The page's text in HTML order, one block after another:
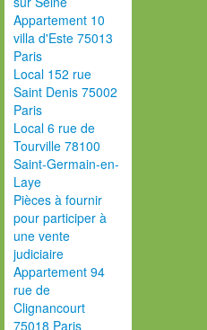
Appartement 10
villa d'Este 75013
Paris
Local 152 rue
Saint Denis 75002
Paris
Local 6 rue de
Tourville 78100
Saint-Germain-en-
Laye
Pièces à fournir
pour participer à
une vente
judiciaire
Appartement 94
rue de
Clignancourt
75018 Paris